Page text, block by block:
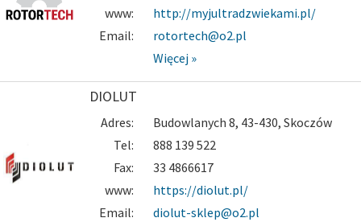
www:
http://myjultradzwiekami.pl/
Email:
rotortech@o2.pl
Więcej »
DIOLUT
Adres:
Budowlanych 8, 43-430, Skoczów
Tel:
888 139 522
Fax:
33 4866617
www:
https://diolut.pl/
Email:
diolut-sklep@o2.pl